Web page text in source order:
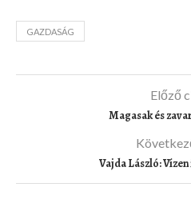
GAZDASÁG
Előző
Magasak és
Vajda László: